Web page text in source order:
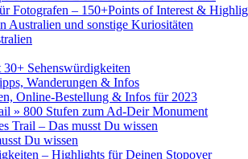
Fotografen – 150+Points of Interest &
Australien und sonstige Kuriositäten
Sehenswürdigkeiten
Wanderungen & Infos
Online-Bestellung & Infos für 2023
» 800 Stufen zum Ad-Deir Monument
Trail – Das musst Du wissen
Du wissen
– Highlights für Deinen Stopover